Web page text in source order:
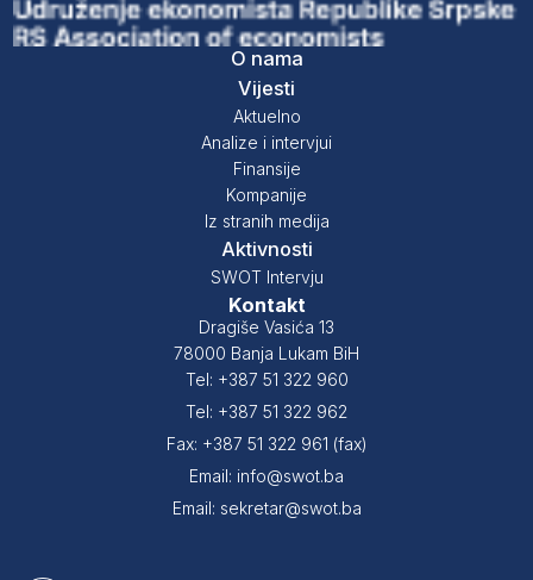
O nama
Vijesti
Aktuelno
Analize i intervjui
Finansije
Kompanije
Iz stranih medija
Aktivnosti
SWOT Intervju
Kontakt
Dragiše Vasića 13
78000 Banja Lukam BiH
Tel: +387 51 322 960
Tel: +387 51 322 962
Fax: +387 51 322 961 (fax)
Email: info@swot.ba
Email: sekretar@swot.ba